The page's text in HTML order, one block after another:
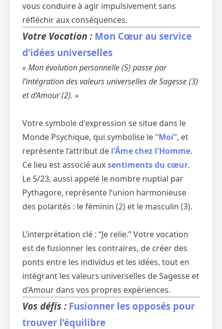
vous conduire à agir impulsivement sans
réfléchir aux conséquences.
Votre Vocation : Mon Cœur au service
d’idées universelles
« Mon évolution personnelle (5) passe par
l’intégration des valeurs universelles de Sagesse (3)
et d’Amour (2). »
Votre symbole d'expression se situe dans le
Monde Psychique, qui symbolise le“Moi”, et
représente l’attribut de l'Âme chez l'Homme.
Ce lieu est associé auxsentiments du cœur.
Le 5/23, aussi appelé le nombre nuptial par
Pythagore, représente l’union harmonieuse
des polarités : le féminin (2) et le masculin (3).
L’interprétation clé : “Je relie.” Votre vocation
est de fusionner les contraires, de créer des
ponts entre les individus et les idées, tout en
intégrant les valeurs universelles de Sagesse et
d’Amour dans vos propres expériences.
Vos défis : Fusionner les opposés pour
trouver l’équilibre